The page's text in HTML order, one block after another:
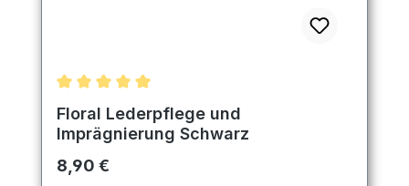
Durchschnittliche Bewertung von 5 von 5 Sternen
Floral Lederpflege und
Imprägnierung Schwarz
Regulärer Preis:
8,90 €